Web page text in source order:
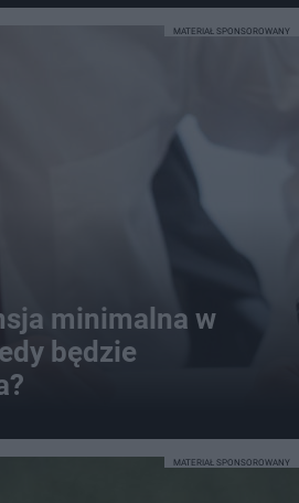
minimalna w
będzie
MATERIAŁ SPONSOROWANY
MATERIAŁ SPONSOROWANY